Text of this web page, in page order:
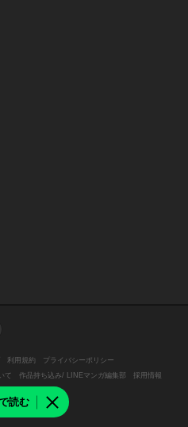
読む
利用規約
プライバシーポリシー
て 作品持ち込み/ LINEマンガ編集部
採用情報